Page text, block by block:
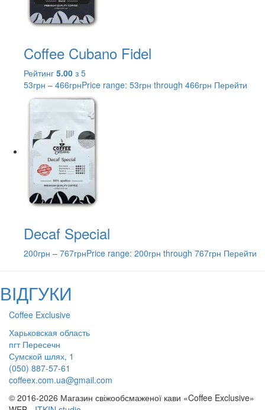
Coffee Cubano Fidel
Рейтинг 5.00 з 5
53грн – 466грнPrice range: 53грн through 466грн Перейти
Decaf Special
200грн – 767грнPrice range: 200грн through 767грн Перейти
ВІДГУКИ
Coffee Exclusive
Харьковская область
пгт Пересечн
Сумской шлях, 1
(050) 887-57-61
coffeex.com.ua@gmail.com
© 2016-2026 Магазин свіжообсмаженої кави «Coffee Exclusive»